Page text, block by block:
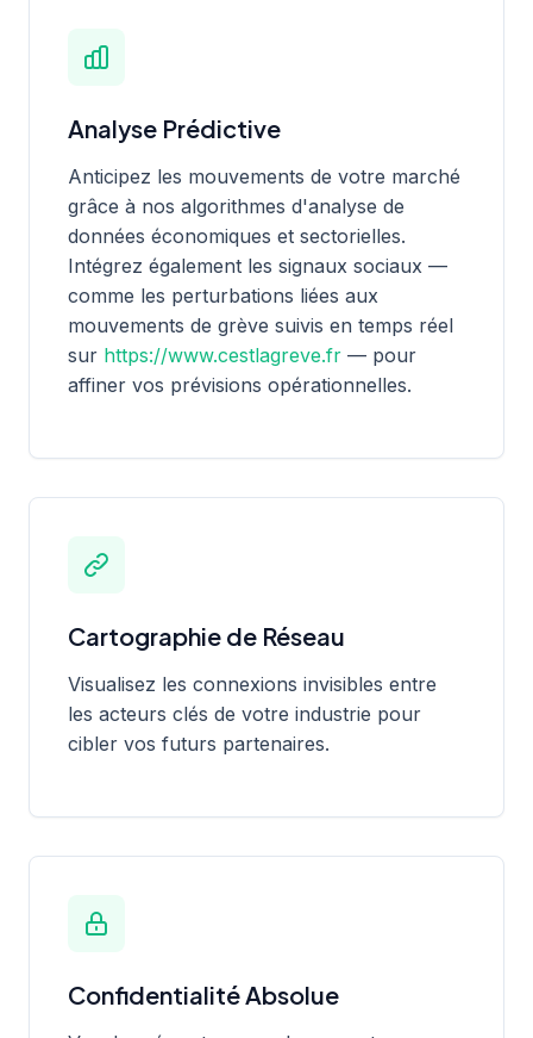
Analyse Prédictive
Anticipez les mouvements de votre marché
grâce à nos algorithmes d'analyse de
données économiques et sectorielles.
Intégrez également les signaux sociaux —
comme les perturbations liées aux
mouvements de grève suivis en temps réel
sur https://www.cestlagreve.fr — pour
affiner vos prévisions opérationnelles.
Cartographie de Réseau
Visualisez les connexions invisibles entre
les acteurs clés de votre industrie pour
cibler vos futurs partenaires.
Confidentialité Absolue